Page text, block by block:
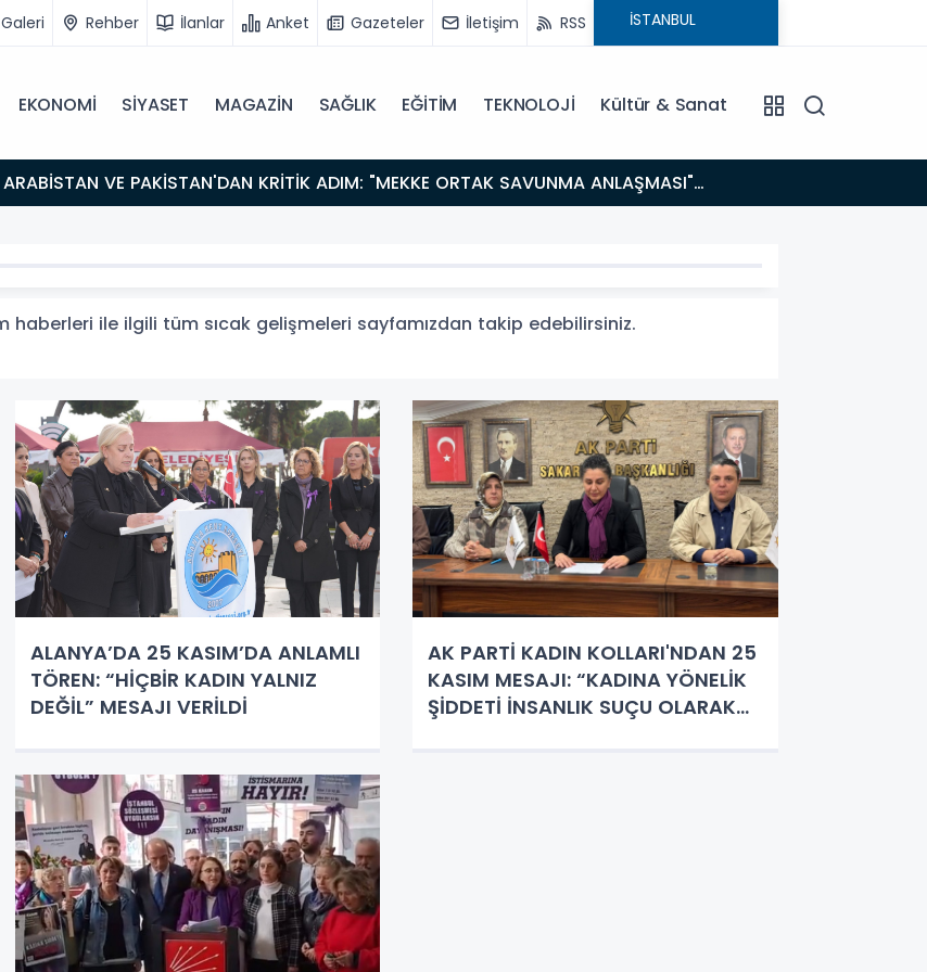
Galeri Rehber İlanlar Anket Gazeteler İletişim RSS
EKONOMİ SİYASET MAGAZİN SAĞLIK EĞİTİM TEKNOLOJİ Kültür & Sanat
Uyanacağız"
haberleri ile ilgili tüm sıcak gelişmeleri sayfamızdan takip edebilirsiniz.
ALANYA’DA 25 KASIM’DA ANLAMLI
TÖREN: “HİÇBİR KADIN YALNIZ
DEĞİL” MESAJI VERİLDİ
AK PARTİ KADIN KOLLARI'NDAN 25
KASIM MESAJI: “KADINA YÖNELİK
ŞİDDETİ İNSANLIK SUÇU OLARAK